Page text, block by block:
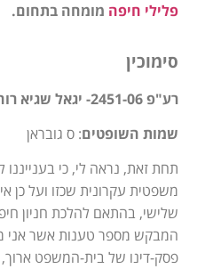
פלילי חיפה מומחה בתחום.
סימוכין
רע"פ 2451-06- יגאל שגיא רוח נגד מדינת ישראל
שמות השופטים: ס גובראן
תחת זאת, נראה לי, כי
משפטית עקרונית שכזו ועל כן
שלישי, בהתאם להלכת חניון
המבקש מספר טענות אשר אני
פסק-דינו של בית-המשפט